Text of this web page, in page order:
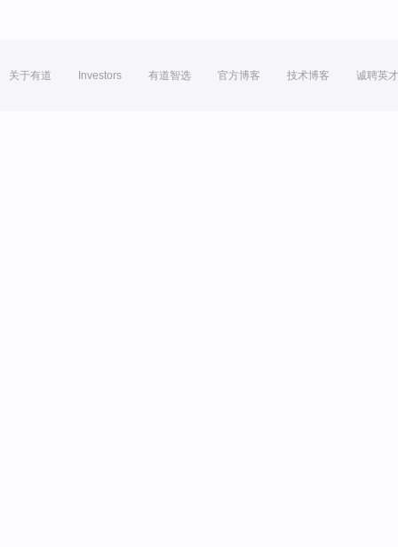
关于有道 Investors 有道智选 官方博客 技术博客 诚聘英才